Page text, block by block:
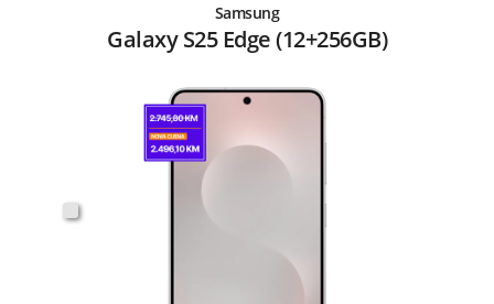
Samsung
Galaxy S25 Edge (12+256GB)